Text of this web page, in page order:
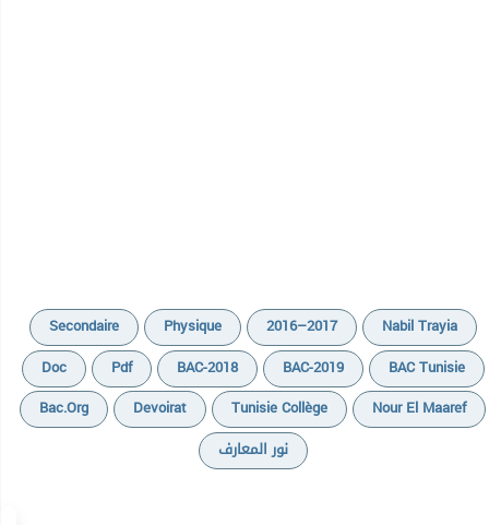
Secondaire Physique 2016–2017
Nabil Trayia
Doc
Pdf BAC-2018 BAC-2019
BAC Tunisie
Bac.org
Devoirat Tunisie Collège
Nour El Maaref
نور المعارف
Cours